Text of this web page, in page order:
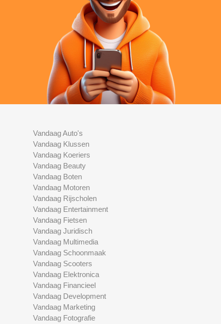
Vandaag Auto's
Vandaag Klussen
Vandaag Koeriers
Vandaag Beauty
Vandaag Boten
Vandaag Motoren
Vandaag Rijscholen
Vandaag Entertainment
Vandaag Fietsen
Vandaag Juridisch
Vandaag Multimedia
Vandaag Schoonmaak
Vandaag Scooters
Vandaag Elektronica
Vandaag Financieel
Vandaag Development
Vandaag Marketing
Vandaag Fotografie